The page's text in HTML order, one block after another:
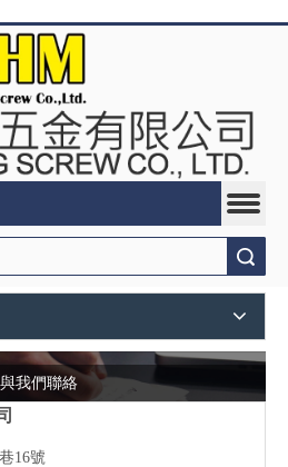
與我們聯絡
16號